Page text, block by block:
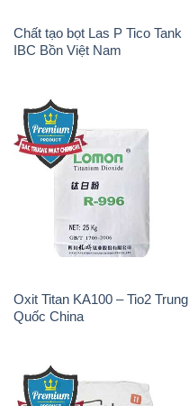
Chất tạo bọt Las P Tico Tank
IBC Bồn Việt Nam
Oxit Titan KA100 – Tio2 Trung
Quốc China